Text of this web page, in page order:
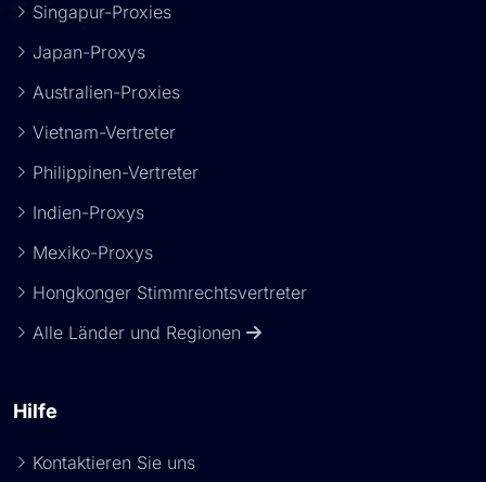
Singapur-Proxies
Japan-Proxys
Australien-Proxies
Vietnam-Vertreter
Philippinen-Vertreter
Indien-Proxys
Mexiko-Proxys
Hongkonger Stimmrechtsvertreter
Alle Länder und Regionen
Hilfe
Kontaktieren Sie uns